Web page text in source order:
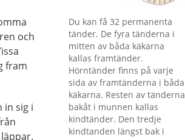
Förstora bilden
Du kan få 32 permanenta
tänder. De fyra tänderna i
mitten av båda käkarna
kallas framtänder.
Hörntänder finns på varje
sida av framtänderna i båda
käkarna. Resten av tänderna
bakåt i munnen kallas
kindtänder. Den tredje
kindtanden längst bak i
och
fram
in sig i